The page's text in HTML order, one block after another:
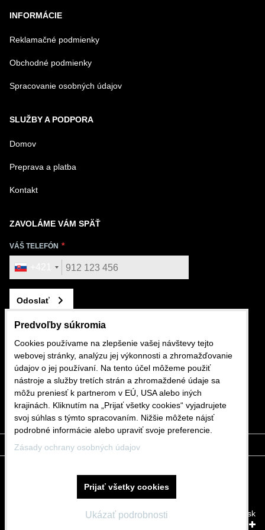
INFORMÁCIE
Reklamačné podmienky
Obchodné podmienky
Spracovanie osobných údajov
SLUŽBY A PODPORA
Domov
Preprava a platba
Kontakt
ZAVOLÁME VÁM SPÄŤ
VÁŠ TELEFÓN
Odoslať
KONTAKTUJTE NÁS
+421 911 562 282
shop@mdslovakia.sk
Vytvorené pomocou: BiznisWeb.sk
Predvoľby súkromia
Cookies používame na zlepšenie vašej návštevy tejto
webovej stránky, analýzu jej výkonnosti a zhromažďovanie
údajov o jej používaní. Na tento účel môžeme použiť
nástroje a služby tretích strán a zhromaždené údaje sa
môžu preniesť k partnerom v EÚ, USA alebo iných
krajinách. Kliknutím na „Prijať všetky cookies“ vyjadrujete
svoj súhlas s týmto spracovaním. Nižšie môžete nájsť
podrobné informácie alebo upraviť svoje preferencie.
Zásady ochrany osobných údajov
Ukázať podrobnosti
Prijať všetky cookies